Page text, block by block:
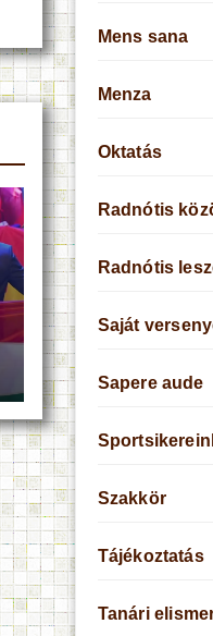
Mens sana
Menza
Oktatás
Radnótis
Radnótis
Saját
Sapere aude
Szakkör
Tájékoztatás
Tanári